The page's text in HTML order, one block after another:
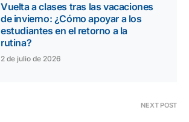
Vuelta a clases tras las vacaciones
de invierno: ¿Cómo apoyar a los
estudiantes en el retorno a la
rutina?
2 de julio de 2026
NEXT POST